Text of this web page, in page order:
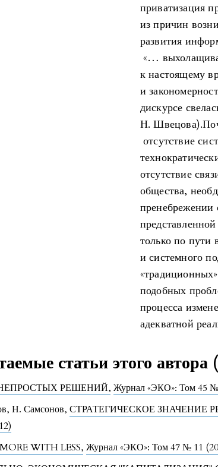
приватизация
из причин
развития
«…
к настоящему
и
дискурсе
Н.
отсутствие
отсутствие
общества,
пренебрежении
только по пути
и системного
подобных
процесса
адекватной
статьи этого автора
РЕШЕНИЙ,Журнал «ЭКО»: Том 45
Н. Самсонов,СТРАТЕГИЧЕСКОЕ
WITH LESS,Журнал «ЭКО»: Том 47 № 11